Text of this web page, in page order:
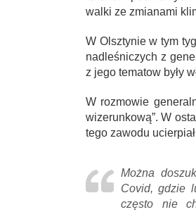
walki ze zmianami
W Olsztynie w tym
nadleśniczych z
z jego tematow były
W rozmowie
wizerunkową”. W
tego zawodu
Można
Covid, gdzie
często nie